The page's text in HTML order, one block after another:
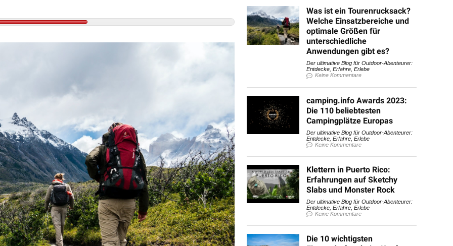
Was ist ein Tourenrucksack?
Welche Einsatzbereiche und
optimale Größen für
unterschiedliche
Anwendungen gibt es?
Der ultimative Blog für Outdoor-Abenteurer:
Entdecke, Erfahre, Erlebe
Keine Kommentare
camping.info Awards 2023:
Die 110 beliebtesten
Campingplätze Europas
Der ultimative Blog für Outdoor-Abenteurer:
Entdecke, Erfahre, Erlebe
Keine Kommentare
Klettern in Puerto Rico:
Erfahrungen auf Sketchy
Slabs und Monster Rock
Der ultimative Blog für Outdoor-Abenteurer:
Entdecke, Erfahre, Erlebe
Keine Kommentare
Die 10 wichtigsten